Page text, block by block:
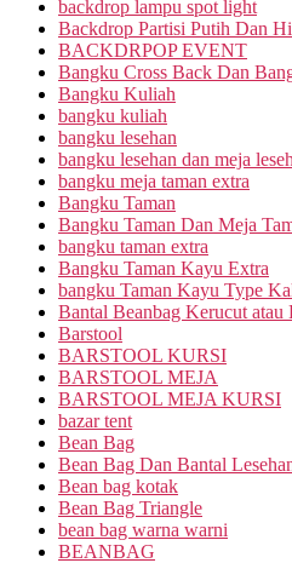
backdrop lampu spot light
Backdrop Partisi Putih Dan
BACKDRPOP EVENT
Bangku Cross Back Dan
Bangku Kuliah
bangku kuliah
bangku lesehan
bangku lesehan dan meja
bangku meja taman extra
Bangku Taman
Bangku Taman Dan Meja
bangku taman extra
Bangku Taman Kayu Extra
bangku Taman Kayu Type
Bantal Beanbag Kerucut atau
Barstool
BARSTOOL KURSI
BARSTOOL MEJA
BARSTOOL MEJA KURSI
bazar tent
Bean Bag
Bean Bag Dan Bantal
Bean bag kotak
Bean Bag Triangle
bean bag warna warni
BEANBAG